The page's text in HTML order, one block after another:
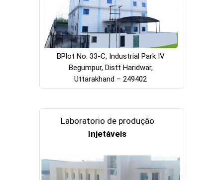
BPlot No. 33-C, Industrial Park IV
Begumpur, Distt Haridwar,
Uttarakhand – 249402
Laboratorio de produção
Injetáveis